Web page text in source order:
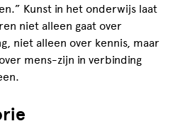
Kunst in het onderwijs laat
niet alleen gaat over
niet alleen over kennis, maar
mens-zijn in verbinding